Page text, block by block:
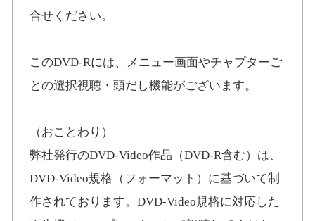
合せください。
このDVD-Rには、メニュー画面やチャプターご
との選択視聴・頭だし機能がございます。
（おことわり）
弊社発行のDVD-Video作品（DVD-R含む）は、
DVD-Video規格（フォーマット）に基づいて制
作されております。DVD-Video規格に対応した